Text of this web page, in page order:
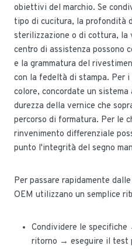
obiettivi del marchio. Se
tipo di cucitura, la profondità
sterilizzazione o di cottura, la
centro di assistenza possono
e la grammatura del
con la fedeltà di stampa. Per
colore, concordate un
durezza della vernice che
percorso di formatura. Per le
rinvenimento differenziale
punto l'integrità del segno
Per passare rapidamente
OEM utilizzano un semplice
Condividere le
ritorno → eseguire il test